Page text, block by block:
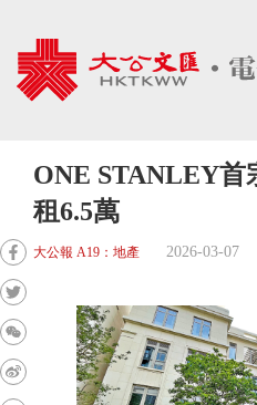
ONE STANLEY首
租6.5萬
大公報 A19：地產 2026-03-07